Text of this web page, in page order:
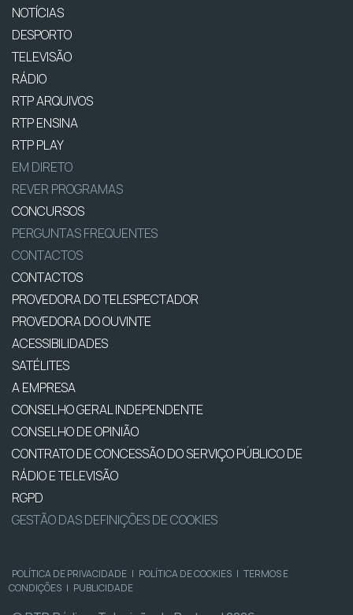
NOTÍCIAS
DESPORTO
TELEVISÃO
RÁDIO
RTP ARQUIVOS
RTP ENSINA
RTP PLAY
EM DIRETO
REVER PROGRAMAS
CONCURSOS
PERGUNTAS FREQUENTES
CONTACTOS
CONTACTOS
PROVEDORA DO TELESPECTADOR
PROVEDORA DO OUVINTE
ACESSIBILIDADES
SATÉLITES
A EMPRESA
CONSELHO GERAL INDEPENDENTE
CONSELHO DE OPINIÃO
CONTRATO DE CONCESSÃO DO SERVIÇO PÚBLICO DE
RÁDIO E TELEVISÃO
RGPD
GESTÃO DAS DEFINIÇÕES DE COOKIES
POLÍTICA DE PRIVACIDADE | POLÍTICA DE COOKIES | TERMOS E
CONDIÇÕES | PUBLICIDADE